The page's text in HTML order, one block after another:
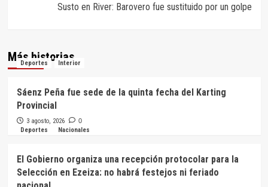
Susto en River: Barovero fue sustituido por un golpe
Más historias
Deportes Interior
Sáenz Peña fue sede de la quinta fecha del Karting
Provincial
3 agosto, 2026 0
Deportes Nacionales
El Gobierno organiza una recepción protocolar para la
Selección en Ezeiza: no habrá festejos ni feriado